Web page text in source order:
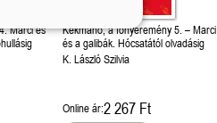
Marci és
Kékmanó, a főnyeremény 5. – Marci
és a galibák. Hócsatától olvadásig
K. László Szilvia
Online ár:2 267 Ft